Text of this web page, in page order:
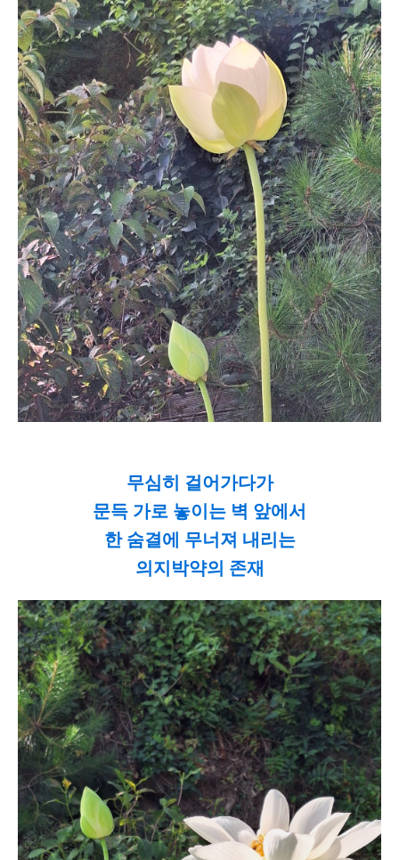
무심히 걸어가다가
문득 가로 놓이는 벽 앞에서
한 숨결에 무너져 내리는
의지박약의 존재